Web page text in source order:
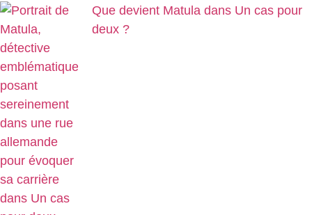
Que devient Matula dans Un cas pour
deux ?